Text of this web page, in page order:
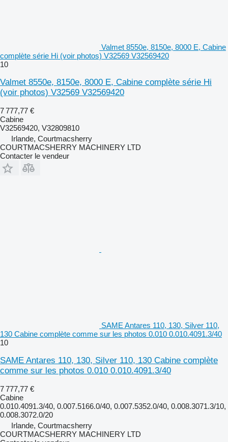
Valmet 8550e, 8150e, 8000 E, Cabine
complète série Hi (voir photos) V32569 V32569420
10
Valmet 8550e, 8150e, 8000 E, Cabine complète série Hi
(voir photos) V32569 V32569420
7 777,77 €
Cabine
V32569420, V32809810
Irlande, Courtmacsherry
COURTMACSHERRY MACHINERY LTD
Contacter le vendeur
SAME Antares 110, 130, Silver 110,
130 Cabine complète comme sur les photos 0.010 0.010.4091.3/40
10
SAME Antares 110, 130, Silver 110, 130 Cabine complète
comme sur les photos 0.010 0.010.4091.3/40
7 777,77 €
Cabine
0.010.4091.3/40, 0.007.5166.0/40, 0.007.5352.0/40, 0.008.3071.3/10,
0.008.3072.0/20
Irlande, Courtmacsherry
COURTMACSHERRY MACHINERY LTD